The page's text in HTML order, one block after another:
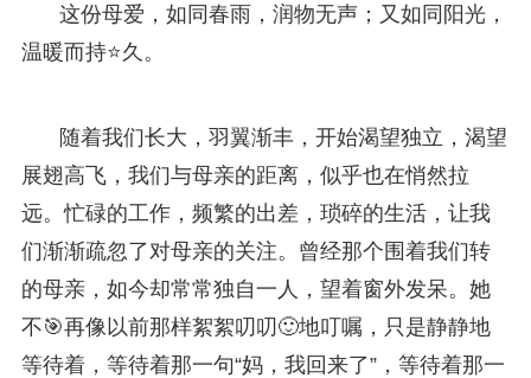
这份母爱，如同春雨，润物无声；又如同阳光，
温暖而持⭐久。
随着我们长大，羽翼渐丰，开始渴望独立，渴望
展翅高飞，我们与母亲的距离，似乎也在悄然拉
远。忙碌的工作，频繁的出差，琐碎的生活，让我
们渐渐疏忽了对母亲的关注。曾经那个围着我们转
的母亲，如今却常常独自一人，望着窗外发呆。她
不🎯再像以前那样絮絮叨叨🙂地叮嘱，只是静静地
等待着，等待着那一句“妈，我回来了”，等待着那一